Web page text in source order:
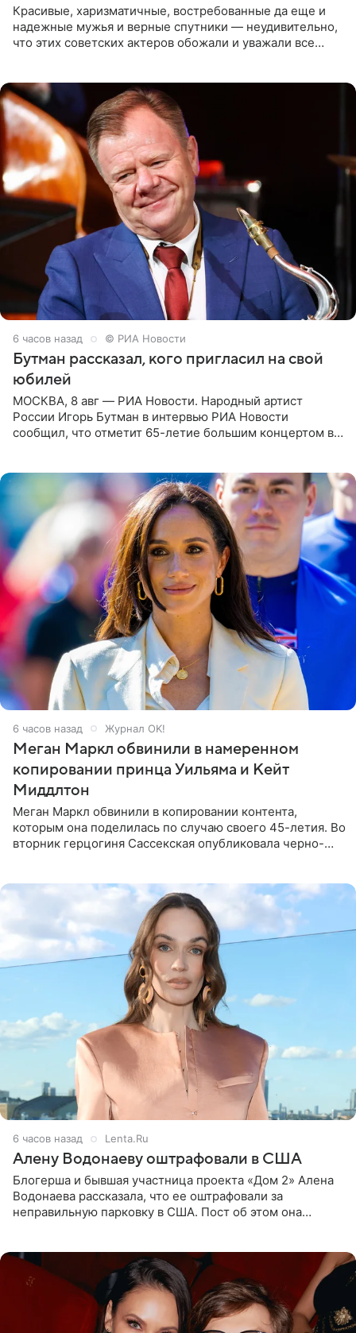
Красивые, харизматичные, востребованные да еще и
надежные мужья и верные спутники — неудивительно,
что этих советских актеров обожали и уважали все
6 часов назад © РИА Новости
Бутман рассказал, кого пригласил на свой
юбилей
МОСКВА, 8 авг — РИА Новости. Народный артист
России Игорь Бутман в интервью РИА Новости
сообщил, что отметит 65-летие большим концертом в
6 часов назад Журнал OK!
Меган Маркл обвинили в намеренном
копировании принца Уильяма и Кейт
Миддлтон
Меган Маркл обвинили в копировании контента,
которым она поделилась по случаю своего 45-летия. Во
вторник герцогиня Сассекская опубликовала черно-
6 часов назад Lenta.Ru
Алену Водонаеву оштрафовали в США
Блогерша и бывшая участница проекта «Дом 2» Алена
Водонаева рассказала, что ее оштрафовали за
неправильную парковку в США. Пост об этом она